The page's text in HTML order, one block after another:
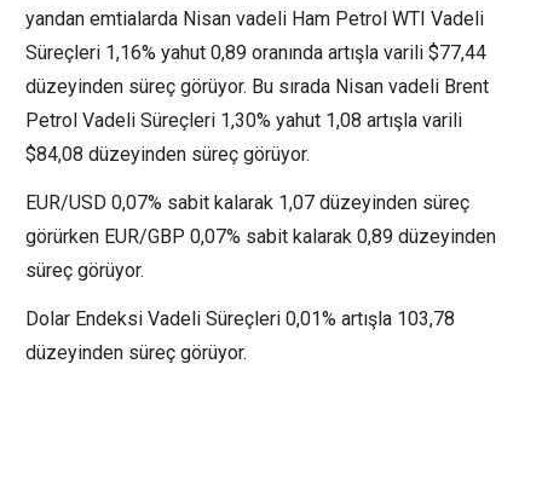
yandan emtialarda Nisan vadeli Ham Petrol WTI Vadeli
Süreçleri 1,16% yahut 0,89 oranında artışla varili $77,44
düzeyinden süreç görüyor. Bu sırada Nisan vadeli Brent
Petrol Vadeli Süreçleri 1,30% yahut 1,08 artışla varili
$84,08 düzeyinden süreç görüyor.
EUR/USD 0,07% sabit kalarak 1,07 düzeyinden süreç
görürken EUR/GBP 0,07% sabit kalarak 0,89 düzeyinden
süreç görüyor.
Dolar Endeksi Vadeli Süreçleri 0,01% artışla 103,78
düzeyinden süreç görüyor.